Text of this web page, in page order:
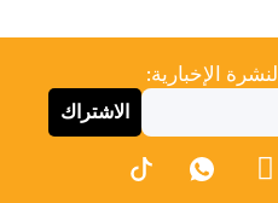
الإخبارية:
الاشتراك